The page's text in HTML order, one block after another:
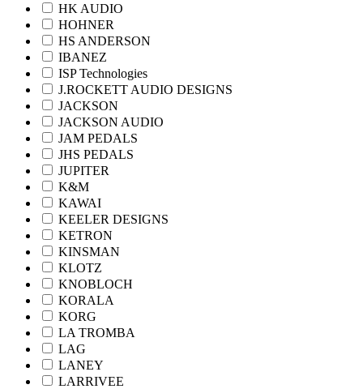
HK AUDIO
HOHNER
HS ANDERSON
IBANEZ
ISP Technologies
J.ROCKETT AUDIO DESIGNS
JACKSON
JACKSON AUDIO
JAM PEDALS
JHS PEDALS
JUPITER
K&M
KAWAI
KEELER DESIGNS
KETRON
KINSMAN
KLOTZ
KNOBLOCH
KORALA
KORG
LA TROMBA
LAG
LANEY
LARRIVEE